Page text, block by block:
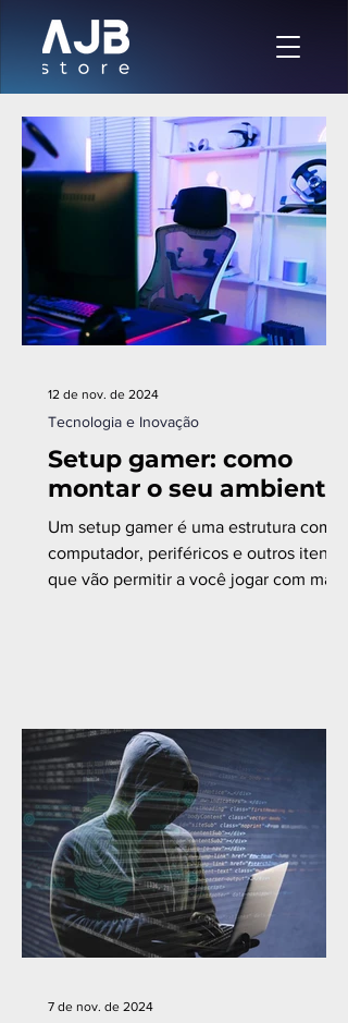
Setup gamer: como
montar o seu ambiente
Um setup gamer é uma estrutura com
computador, periféricos e outros itens
que vão permitir a você jogar com mais
Tecnologia e Inovação
12 de nov. de 2024
7 de nov. de 2024